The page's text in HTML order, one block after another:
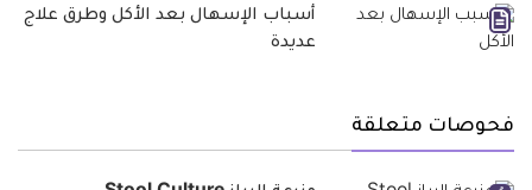
أسباب الإسهال بعد الأكل وطرق علاج
عديدة
فحوصات متعلقة